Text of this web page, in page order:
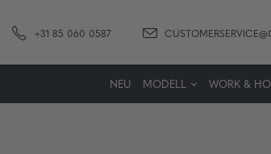
+31 85 060 0587
NEU MODELL WORK &